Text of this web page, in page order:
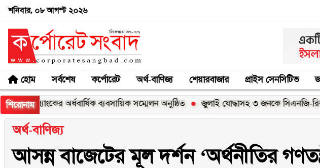
শনিবার, ০৮ আগস্ট ২০২৬
হোম সর্বশেষ কর্পোরেট অর্থ-বাণিজ্য শেয়ারবাজার প্রাইস সেনসিটিভ
শিরোনামঅর্ধবার্ষিক ব্যবসায়িক সম্মেলন অনুষ্ঠিত জুলাই যোদ্ধাসহ ৩ জনকে সিএনজি-রিকশা উপহার
অর্থ-বাণিজ্য
আসন্ন বাজেটের মূল দর্শন ‘অর্থনীতির